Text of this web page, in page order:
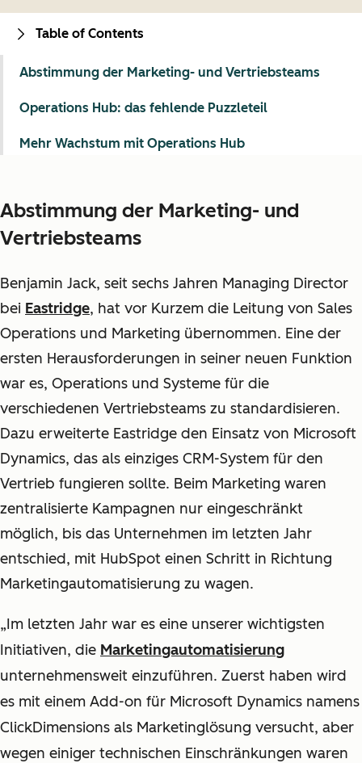
Abstimmung der Marketing- und
Vertriebsteams
Benjamin Jack, seit sechs Jahren Managing Director
bei Eastridge, hat vor Kurzem die Leitung von Sales
Operations und Marketing übernommen. Eine der
ersten Herausforderungen in seiner neuen Funktion
war es, Operations und Systeme für die
verschiedenen Vertriebsteams zu standardisieren.
Dazu erweiterte Eastridge den Einsatz von Microsoft
Dynamics, das als einziges CRM-System für den
Vertrieb fungieren sollte. Beim Marketing waren
zentralisierte Kampagnen nur eingeschränkt
möglich, bis das Unternehmen im letzten Jahr
entschied, mit HubSpot einen Schritt in Richtung
Marketingautomatisierung zu wagen.
„Im letzten Jahr war es eine unserer wichtigsten
Initiativen, die Marketingautomatisierung
unternehmensweit einzuführen. Zuerst haben wird
es mit einem Add-on für Microsoft Dynamics namens
ClickDimensions als Marketinglösung versucht, aber
wegen einiger technischen Einschränkungen waren
Table of Contents
Abstimmung der Marketing- und Vertriebsteams
Operations Hub: das fehlende Puzzleteil
Mehr Wachstum mit Operations Hub